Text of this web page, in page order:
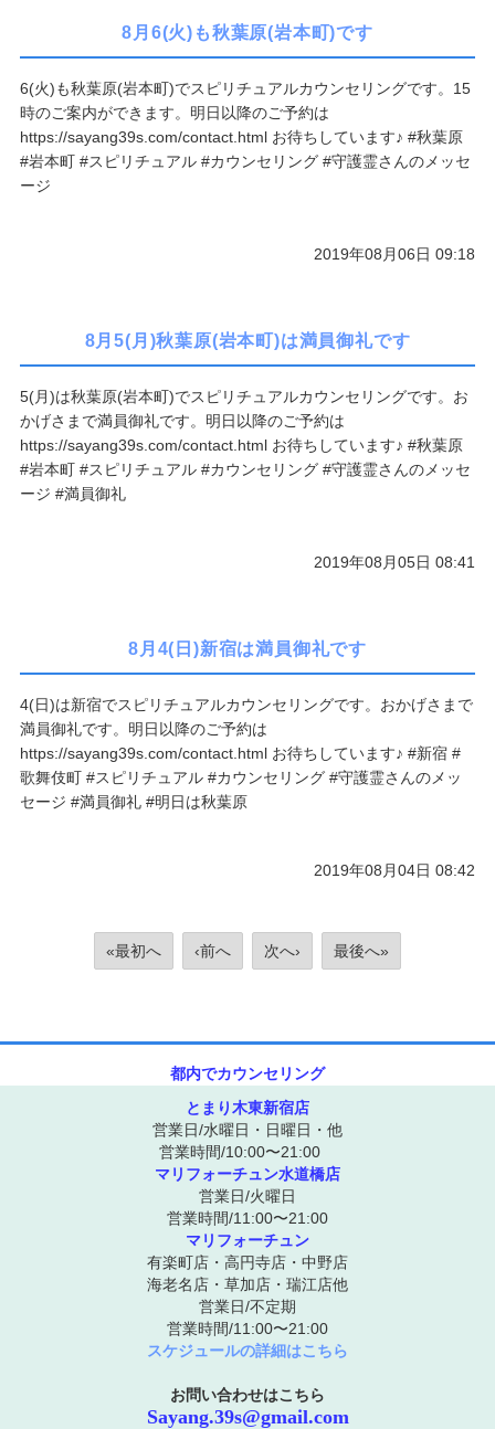
8月6(火)も秋葉原(岩本町)です
6(火)も秋葉原(岩本町)でスピリチュアルカウンセリングです。15
時のご案内ができます。明日以降のご予約は
https://sayang39s.com/contact.html お待ちしています♪ #秋葉原
#岩本町 #スピリチュアル #カウンセリング #守護霊さんのメッセ
ージ
2019年08月06日 09:18
8月5(月)秋葉原(岩本町)は満員御礼です
5(月)は秋葉原(岩本町)でスピリチュアルカウンセリングです。お
かげさまで満員御礼です。明日以降のご予約は
https://sayang39s.com/contact.html お待ちしています♪ #秋葉原
#岩本町 #スピリチュアル #カウンセリング #守護霊さんのメッセ
ージ #満員御礼
2019年08月05日 08:41
8月4(日)新宿は満員御礼です
4(日)は新宿でスピリチュアルカウンセリングです。おかげさまで
満員御礼です。明日以降のご予約は
https://sayang39s.com/contact.html お待ちしています♪ #新宿 #
歌舞伎町 #スピリチュアル #カウンセリング #守護霊さんのメッ
セージ #満員御礼 #明日は秋葉原
2019年08月04日 08:42
«最初へ ‹前へ 次へ› 最後へ»
都内でカウンセリング
とまり木東新宿店
営業日/水曜日・日曜日・他
営業時間/10:00〜21:00
マリフォーチュン水道橋店
営業日/火曜日
営業時間/11:00〜21:00
マリフォーチュン
有楽町店・高円寺店・中野店
海老名店・草加店・瑞江店他
営業日/不定期
営業時間/11:00〜21:00
スケジュールの詳細はこちら
お問い合わせはこちら
Sayang.39s@gmail.com